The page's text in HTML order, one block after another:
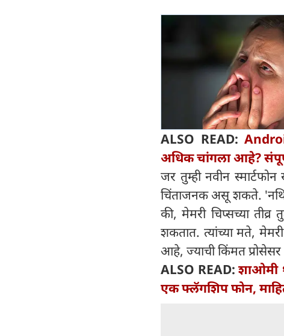
ALSO READ:
अधिक चांगला आहे?
जर तुम्ही नवीन
चिंताजनक असू शकते.
की, मेमरी चिप्सच्या
शकतात. त्यांच्या मते,
आहे, ज्याची किंमत
ALSO READ: शाओमी
एक फ्लॅगशिप फोन,